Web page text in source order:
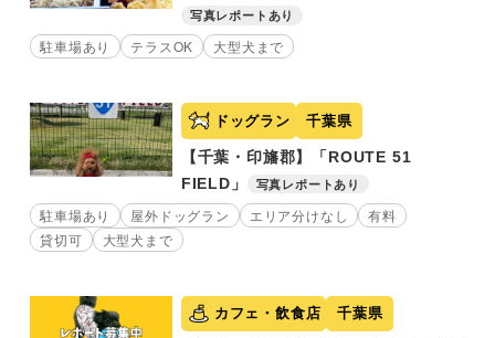
写真レポートあり
駐車場あり テラスOK 大型犬まで
ドッグラン 千葉県
【千葉・印旛郡】「ROUTE 51
FIELD」
写真レポートあり
駐車場あり 屋外ドッグラン エリア分けなし
有料
貸切可
大型犬まで
カフェ・飲食店 千葉県